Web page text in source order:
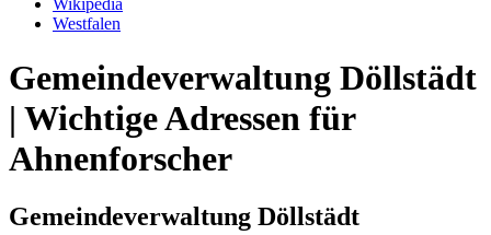
Wikipedia
Westfalen
Gemeindeverwaltung Döllstädt
| Wichtige Adressen für
Ahnenforscher
Gemeindeverwaltung Döllstädt